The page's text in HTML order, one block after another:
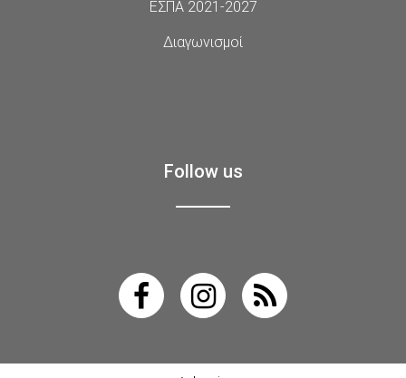
ΕΣΠΑ 2021-2027
Διαγωνισμοί
Follow us